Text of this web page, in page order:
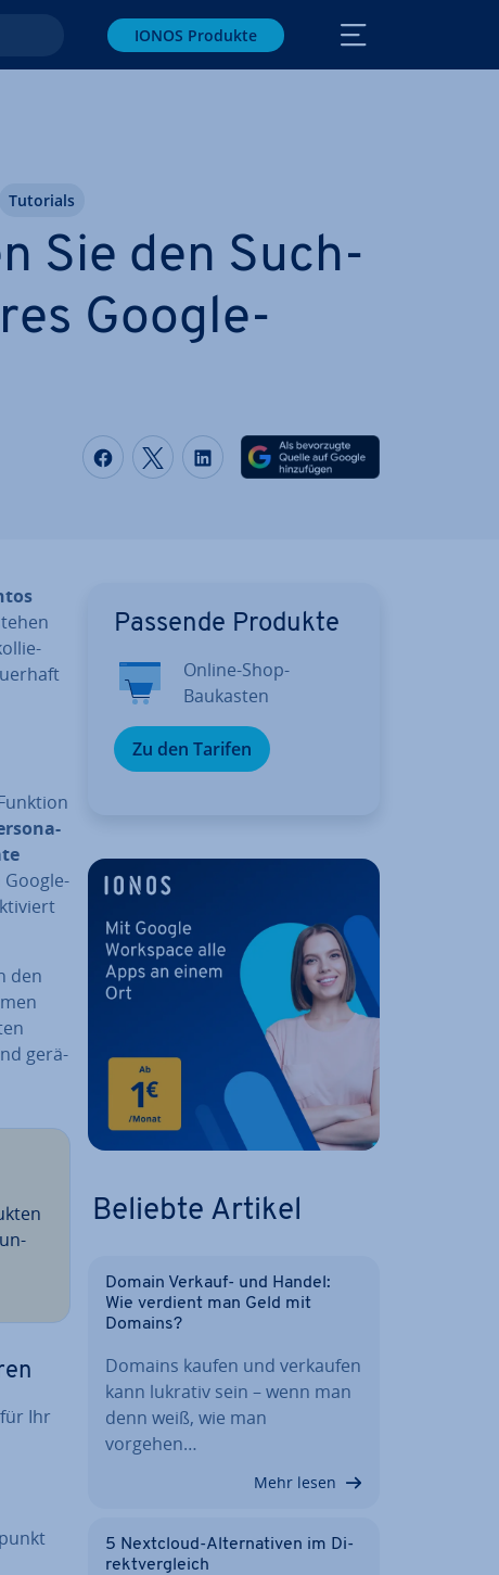
IONOS Produkte
Sie den Such­
Google-
Auf Facebook teilen
Auf Twitter teilen
Auf LinkedIn teilen
Tutorials
den
ge­rä­
Ihr
Passende Produkte
Online-Shop-
Baukasten
Zu den Tarifen
Beliebte Artikel
Domain Verkauf- und Handel:
Wie verdient man Geld mit
Domains?
Domains kaufen und verkaufen
kann lukrativ sein – wenn man
denn weiß, wie man
vorgehen…
Mehr lesen
5 Nextcloud-Al­ter­na­ti­ven im Di­
rekt­ver­gleich